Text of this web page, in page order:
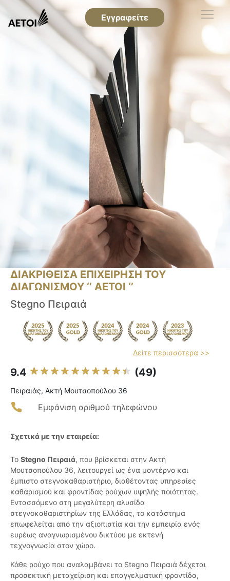
Εγγραφείτε
ΔΙΑΚΡΙΘΕΙΣΑ ΕΠΙΧΕΙΡΗΣΗ ΤΟΥ
ΔΙΑΓΩΝΙΣΜΟΥ ‘’ ΑΕΤΟΙ ‘’
Stegno Πειραιά
Δείτε περισσότερα >>
9.4 (49)
Πειραιάς, Ακτή Μουτσοπούλου 36
Εμφάνιση αριθμού τηλεφώνου
Σχετικά με την εταιρεία:
Το Stegno Πειραιά, που βρίσκεται στην Ακτή
Μουτσοπούλου 36, λειτουργεί ως ένα μοντέρνο και
έμπιστο στεγνοκαθαριστήριο, διαθέτοντας υπηρεσίες
καθαρισμού και φροντίδας ρούχων υψηλής ποιότητας.
Εντασσόμενο στη μεγαλύτερη αλυσίδα
στεγνοκαθαριστηρίων της Ελλάδας, το κατάστημα
επωφελείται από την αξιοπιστία και την εμπειρία ενός
ευρέως αναγνωρισμένου δικτύου με εκτενή
τεχνογνωσία στον χώρο.
Κάθε ρούχο που αναλαμβάνει το Stegno Πειραιά δέχεται
προσεκτική μεταχείριση και επαγγελματική φροντίδα,